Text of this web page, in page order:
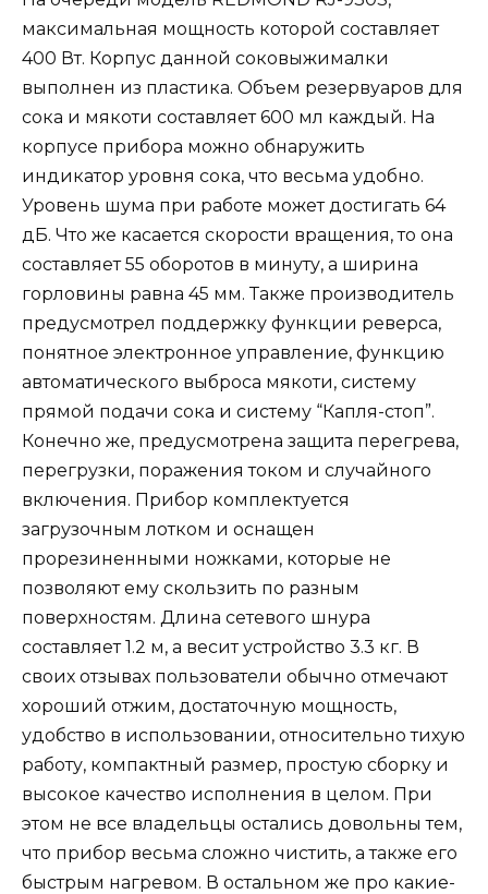
максимальная мощность которой составляет
400 Вт. Корпус данной соковыжималки
выполнен из пластика. Объем резервуаров для
сока и мякоти составляет 600 мл каждый. На
корпусе прибора можно обнаружить
индикатор уровня сока, что весьма удобно.
Уровень шума при работе может достигать 64
дБ. Что же касается скорости вращения, то она
составляет 55 оборотов в минуту, а ширина
горловины равна 45 мм. Также производитель
предусмотрел поддержку функции реверса,
понятное электронное управление, функцию
автоматического выброса мякоти, систему
прямой подачи сока и систему “Капля-стоп”.
Конечно же, предусмотрена защита перегрева,
перегрузки, поражения током и случайного
включения. Прибор комплектуется
загрузочным лотком и оснащен
прорезиненными ножками, которые не
позволяют ему скользить по разным
поверхностям. Длина сетевого шнура
составляет 1.2 м, а весит устройство 3.3 кг. В
своих отзывах пользователи обычно отмечают
хороший отжим, достаточную мощность,
удобство в использовании, относительно тихую
работу, компактный размер, простую сборку и
высокое качество исполнения в целом. При
этом не все владельцы остались довольны тем,
что прибор весьма сложно чистить, а также его
быстрым нагревом. В остальном же про какие-